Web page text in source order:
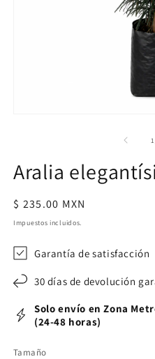
una
ventana
1
Aralia
Precio
habitual
$ 235.00 MXN
Impuestos incluidos.
Garantía de satisfacción
30 días de devolución
Solo envío en Zona
(24-48 horas)
Tamaño